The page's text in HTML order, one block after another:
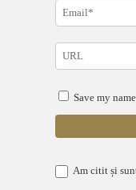
Save my
Am citit și